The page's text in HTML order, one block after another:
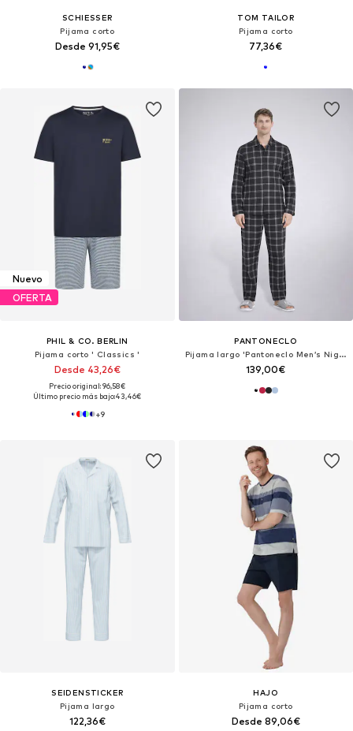
SCHIESSER
Pijama corto
Desde 91,95€
TOM TAILOR
Pijama corto
77,36€
Nuevo
OFERTA
PHIL & CO. BERLIN
Pijama corto ' Classics '
Desde 43,26€
Precio original: 96,58€
Último precio más bajo:43,46€
+9
PANTONECLO
Pijama largo 'Pantoneclo Men’s Nightwear Set'
139,00€
SEIDENSTICKER
Pijama largo
122,36€
HAJO
Pijama corto
Desde 89,06€